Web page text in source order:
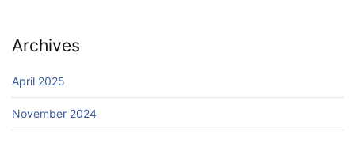
Archives
April 2025
November 2024